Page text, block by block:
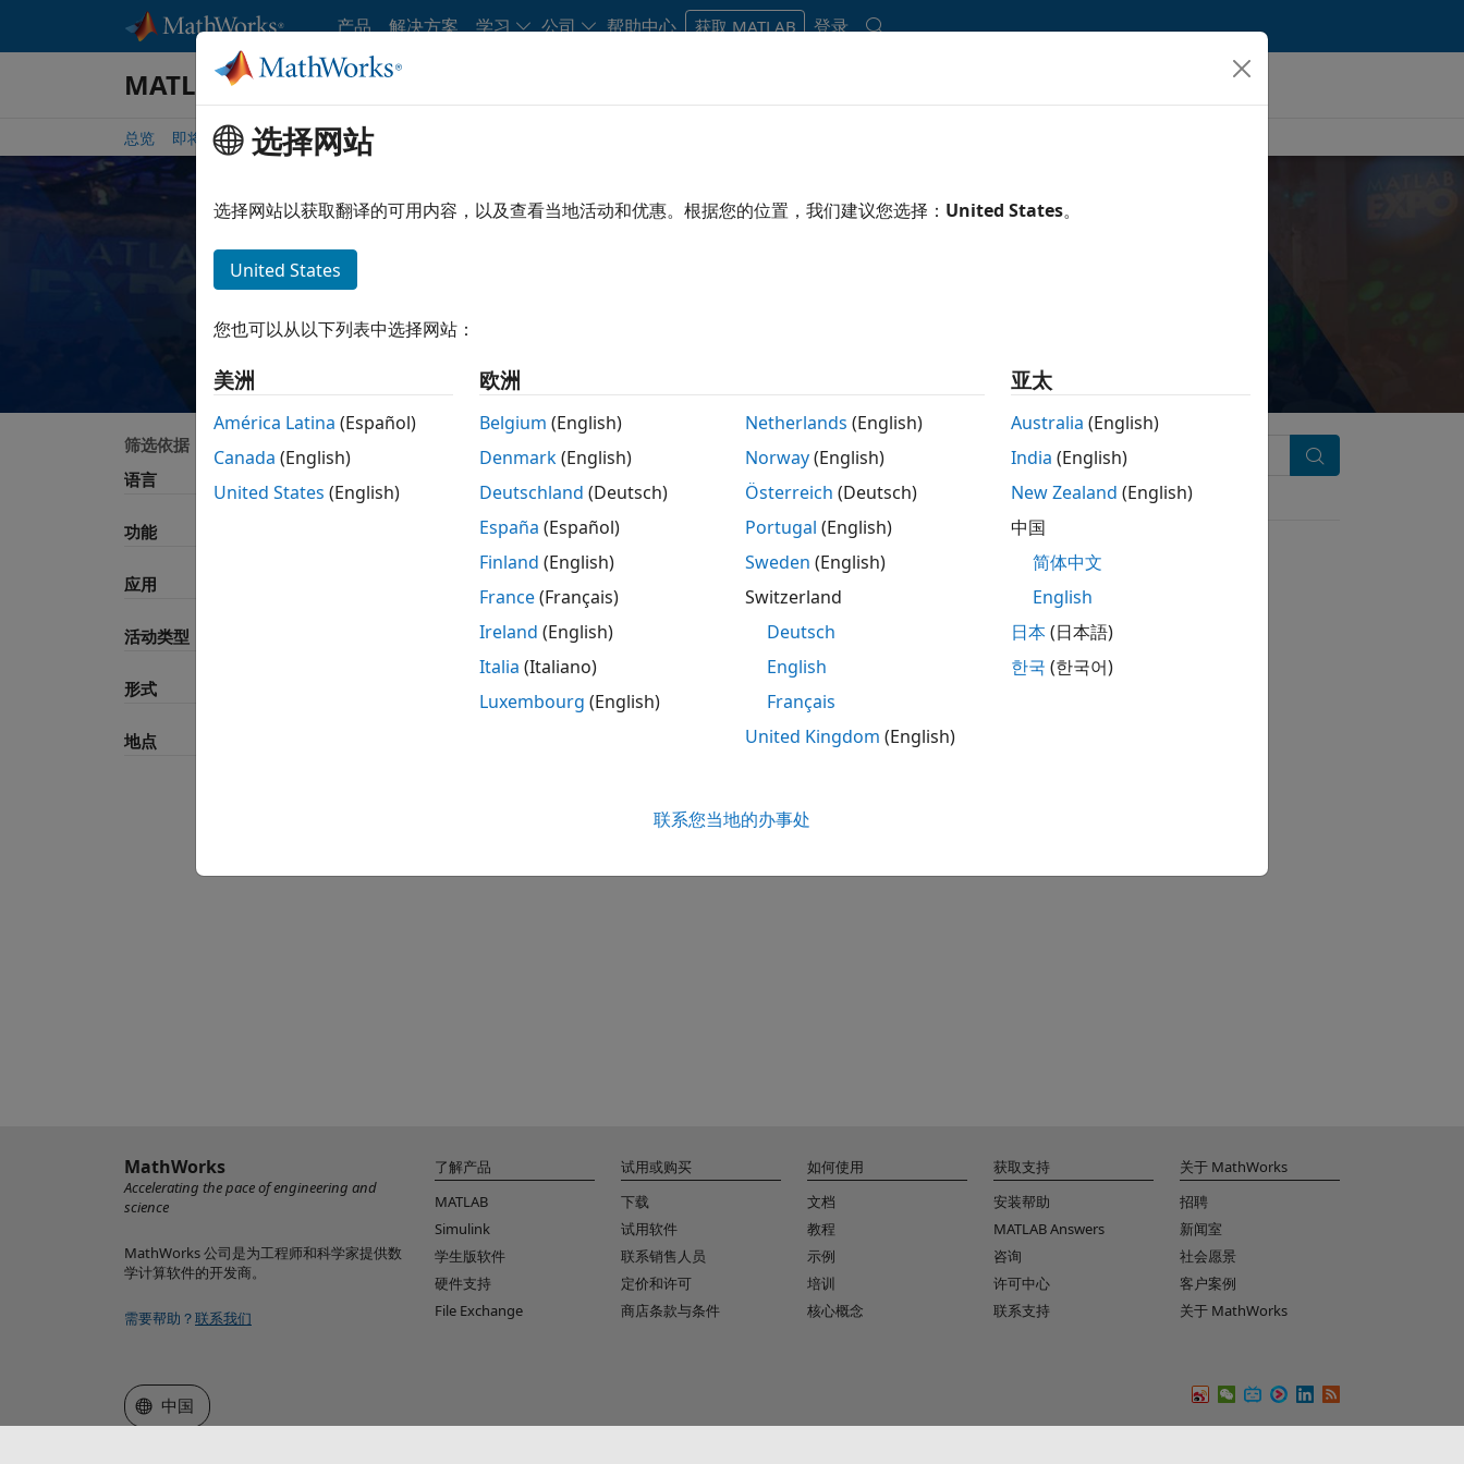
产品 解决方案 学习 公司 帮助中心 获取 MATLAB 登录
MATLAB 和 Simulink 活动
总览 即将举办的活动 活动会议资料
筛选依据
语言
功能
应用
活动类型
形式
地点
搜索
选择网站
选择网站以获取翻译的可用内容，以及查看当地活动和优惠。根据您的位置，我们建议您选择： United States。
United States
您也可以从以下列表中选择网站：
美洲
América Latina (Español)
Canada (English)
United States (English)
欧洲
Belgium (English)
Denmark(English)
Deutschland (Deutsch)
España (Español)
Finland (English)
France(Français)
Ireland (English)
Italia (Italiano)
Luxembourg (English)
Netherlands (English)
Norway(English)
Österreich (Deutsch)
Portugal (English)
Sweden (English)
Switzerland
Deutsch
English
Français
United Kingdom (English)
亚太
Australia (English)
India (English)
New Zealand (English)
中国
简体中文
English
日本(日本語)
한국 (한국어)
联系您当地的办事处
MathWorks
Accelerating the pace of engineering and
science
MathWorks 公司是为工程师和科学家提供数
学计算软件的开发商。
需要帮助？联系我们
了解产品
MATLAB
Simulink
学生版软件
硬件支持
File Exchange
试用或购买
下载
试用软件
联系销售人员
定价和许可
商店条款与条件
如何使用
文档
教程
示例
培训
核心概念
获取支持
安装帮助
MATLAB Answers
咨询
许可中心
联系支持
关于 MathWorks
招聘
新闻室
社会愿景
客户案例
关于 MathWorks
选择网站
中国